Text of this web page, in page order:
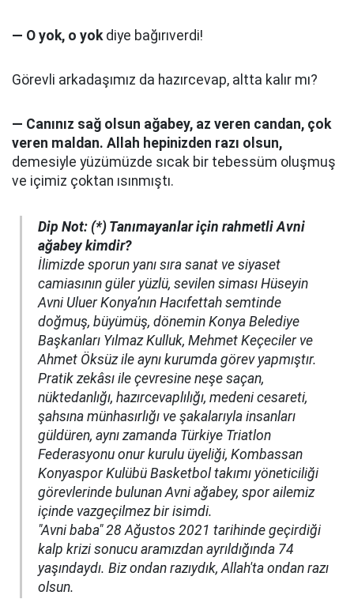
— O yok, o yok diye bağırıverdi!
Görevli arkadaşımız da hazırcevap, altta kalır mı?
— Canınız sağ olsun ağabey, az veren candan, çok
veren maldan. Allah hepinizden razı olsun,
demesiyle yüzümüzde sıcak bir tebessüm oluşmuş
ve içimiz çoktan ısınmıştı.
Dip Not: (*) Tanımayanlar için rahmetli Avni
ağabey kimdir?
İlimizde sporun yanı sıra sanat ve siyaset
camiasının güler yüzlü, sevilen siması Hüseyin
Avni Uluer Konya’nın Hacıfettah semtinde
doğmuş, büyümüş, dönemin Konya Belediye
Başkanları Yılmaz Kulluk, Mehmet Keçeciler ve
Ahmet Öksüz ile aynı kurumda görev yapmıştır.
Pratik zekâsı ile çevresine neşe saçan,
nüktedanlığı, hazırcevaplılığı, medeni cesareti,
şahsına münhasırlığı ve şakalarıyla insanları
güldüren, aynı zamanda Türkiye Triatlon
Federasyonu onur kurulu üyeliği, Kombassan
Konyaspor Kulübü Basketbol takımı yöneticiliği
görevlerinde bulunan Avni ağabey, spor ailemiz
içinde vazgeçilmez bir isimdi.
"Avni baba" 28 Ağustos 2021 tarihinde geçirdiği
kalp krizi sonucu aramızdan ayrıldığında 74
yaşındaydı. Biz ondan razıydık, Allah'ta ondan razı
olsun.